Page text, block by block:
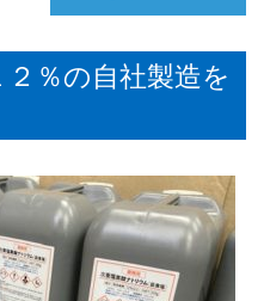
％の自社製造を